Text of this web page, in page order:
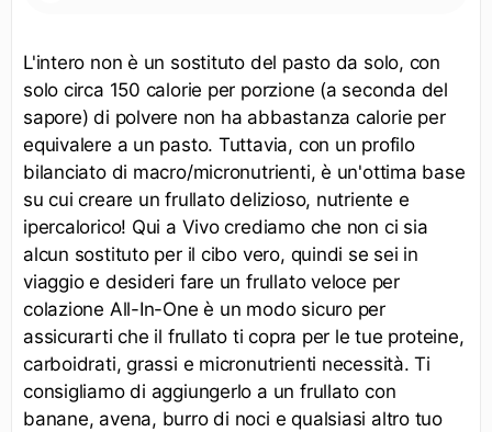
L'intero non è un sostituto del pasto da solo, con
solo circa 150 calorie per porzione (a seconda del
sapore) di polvere non ha abbastanza calorie per
equivalere a un pasto. Tuttavia, con un profilo
bilanciato di macro/micronutrienti, è un'ottima base
su cui creare un frullato delizioso, nutriente e
ipercalorico! Qui a Vivo crediamo che non ci sia
alcun sostituto per il cibo vero, quindi se sei in
viaggio e desideri fare un frullato veloce per
colazione All-In-One è un modo sicuro per
assicurarti che il frullato ti copra per le tue proteine,
carboidrati, grassi e micronutrienti necessità. Ti
consigliamo di aggiungerlo a un frullato con
banane, avena, burro di noci e qualsiasi altro tuo